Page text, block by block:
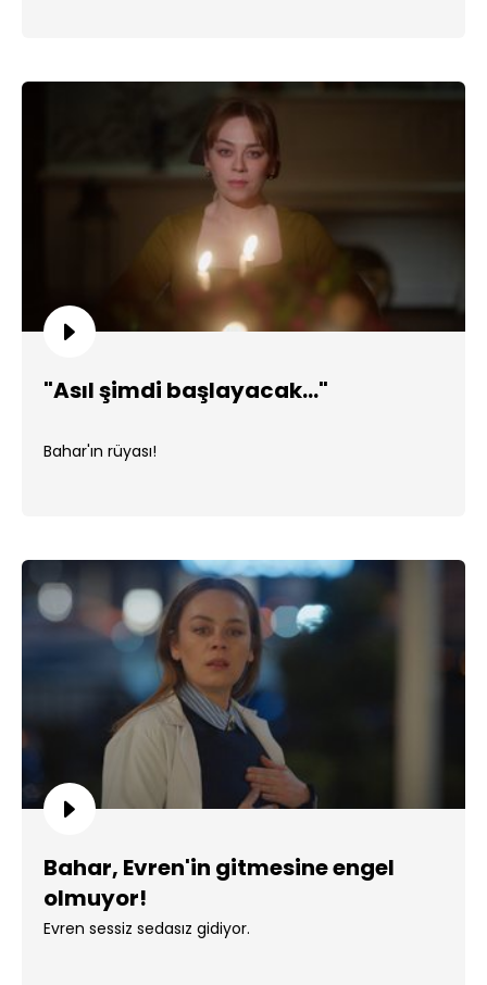
"Asıl şimdi başlayacak..."
Bahar'ın rüyası!
Bahar, Evren'in gitmesine engel
olmuyor!
Evren sessiz sedasız gidiyor.